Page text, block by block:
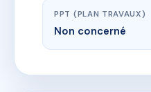
PPT (PLAN TRAVAUX)
Non concerné